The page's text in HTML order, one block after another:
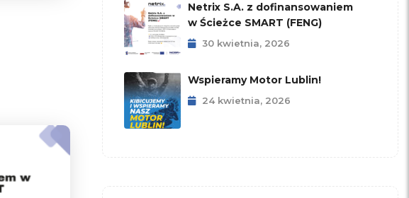
Netrix S.A. z dofinansowaniem
w Ścieżce SMART (FENG)
30 kwietnia, 2026
Wspieramy Motor Lublin!
24 kwietnia, 2026